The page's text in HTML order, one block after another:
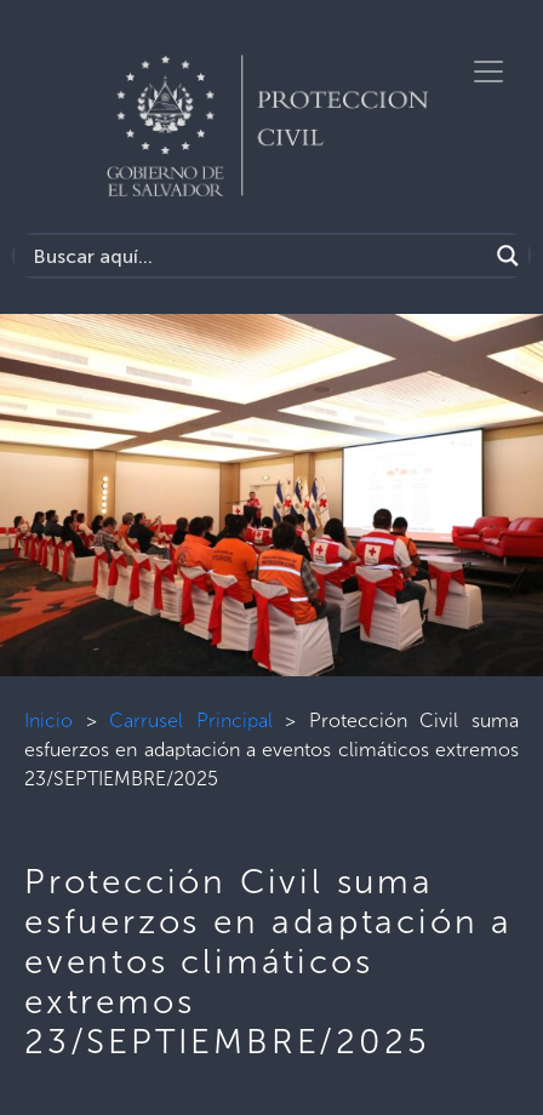
Inicio > Carrusel Principal > Protección Civil suma
esfuerzos en adaptación a eventos climáticos extremos
23/SEPTIEMBRE/2025
Protección Civil suma
esfuerzos en adaptación a
eventos climáticos
extremos
23/SEPTIEMBRE/2025